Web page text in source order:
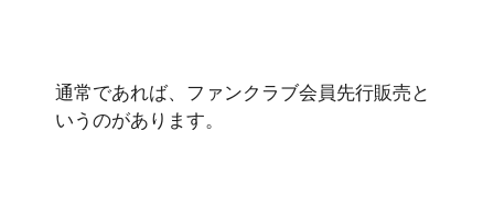
通常であれば、ファンクラブ会員先行販売と
いうのがあります。